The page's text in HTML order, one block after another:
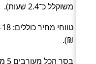
משוקלל כ־2.4 שעות).
₪).
בסך הכל מעורבים 5 מפעילים ו־8 תחנות מוצא/יעד.